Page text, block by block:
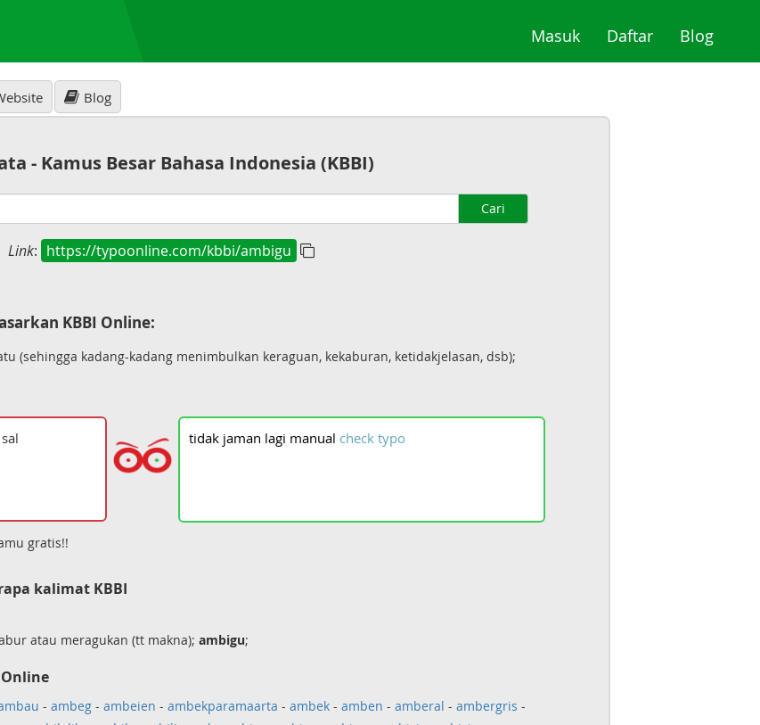
Masuk(current)
Daftar(current)
Blog
Blog
- Kamus Besar Bahasa Indonesia (KBBI)
Cari
Link: https://typoonline.com/kbbi/ambigu
KBBI Online:
(sehingga kadang-kadang menimbulkan keraguan, kekaburan, ketidakjelasan, dsb);
tidak jaman lagi manual check typo
gratis!!
kalimat KBBI
atau meragukan (tt makna); ambigu;
- ambeg- ambeien - ambekparamaarta - ambek- amben - amberal - ambergris -